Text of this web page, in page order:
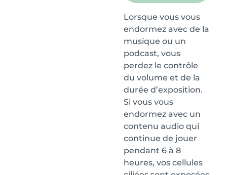
Lorsque vous vous
endormez avec de la
musique ou un
podcast, vous
perdez le contrôle
du volume et de la
durée d’exposition.
Si vous vous
endormez avec un
contenu audio qui
continue de jouer
pendant 6 à 8
heures, vos cellules